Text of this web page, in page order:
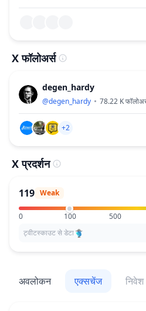
X फॉलोअर्स
degen_hardy
@degen_hardy 78.22 K
+2
X प्रदर्शन
119 Weak
0 100 500
ट्वीटस्काउट से डेटा
अवलोकन एक्सचेंज निवेश